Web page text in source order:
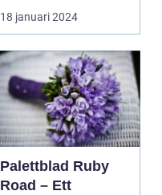
presentera ...
18 januari 2024
Palettblad Ruby
Road – Ett